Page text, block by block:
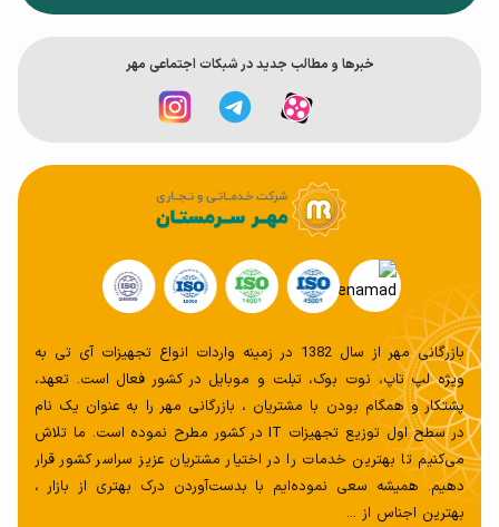
بازرگانی مهر از سال 1382 در زمینه واردات انواع تجهیزات آی تی به
ویژه لپ تاپ، نوت بوک، تبلت و موبایل در کشور فعال است. تعهد،
پشتکار و همگام بودن با مشتریان ، بازرگانی مهر را به عنوان یک نام
در سطح اول توزیع تجهیزات IT در کشور مطرح نموده است. ما تلاش
می‌کنیم تا بهترین خدمات را در اختیار مشتریان عزیز سراسر کشور قرار
دهیم. همیشه سعی‌ نموده‌ایم با بدست‌آوردن درک بهتری از بازار ،
بهترین اجناس از ...
خبر‌ها و مطالب جدید در شبکات اجتماعی مهر